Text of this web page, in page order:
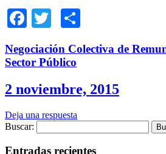
Facebook
Twitter
Negociación Colectiva de
Sector Público
2 noviembre, 2015
Deja una respuesta
Buscar:
Entradas recientes